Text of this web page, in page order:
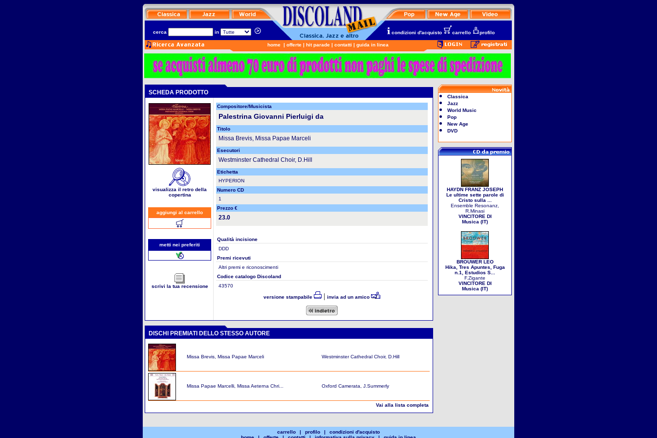
cerca in condizioni d'acquisto carrello profilo
home | offerte | hit parade | contatti | guida in linea
SCHEDA PRODOTTO
visualizza il retro della
copertina
aggiungi al carrello
metti nei preferiti
scrivi la tua recensione
Compositore/Musicista
Palestrina Giovanni Pierluigi da
Titolo
Missa Brevis, Missa Papae Marceli
Esecutori
Westminster Cathedral Choir, D.Hill
Etichetta
HYPERION
Numero CD
1
Prezzo €
23.0
Qualità incisione
DDD
Premi ricevuti
Altri premi e riconoscimenti
Codice catalogo Discoland
43570
versione stampabile | invia ad un amico
DISCHI PREMIATI DELLO STESSO AUTORE
Missa Brevis, Missa Papae Marceli Westminster Cathedral Choir, D.Hill
Missa Papae Marcelli, Missa Aeterna Chri... Oxford Camerata, J.Summerly
Vai alla lista completa
Classica
Jazz
World Music
Pop
New Age
DVD
HAYDN FRANZ JOSEPH
Le ultime sette parole di
Cristo sulla ...
Ensemble Resonanz,
R.Minasi
VINCITORE DI
Musica (IT)
BROUWER LEO
Hika, Tres Apuntes, Fuga
n.1, Estudios S...
F.Zigante
VINCITORE DI
Musica (IT)
carrello | profilo |
condizioni d'acquisto